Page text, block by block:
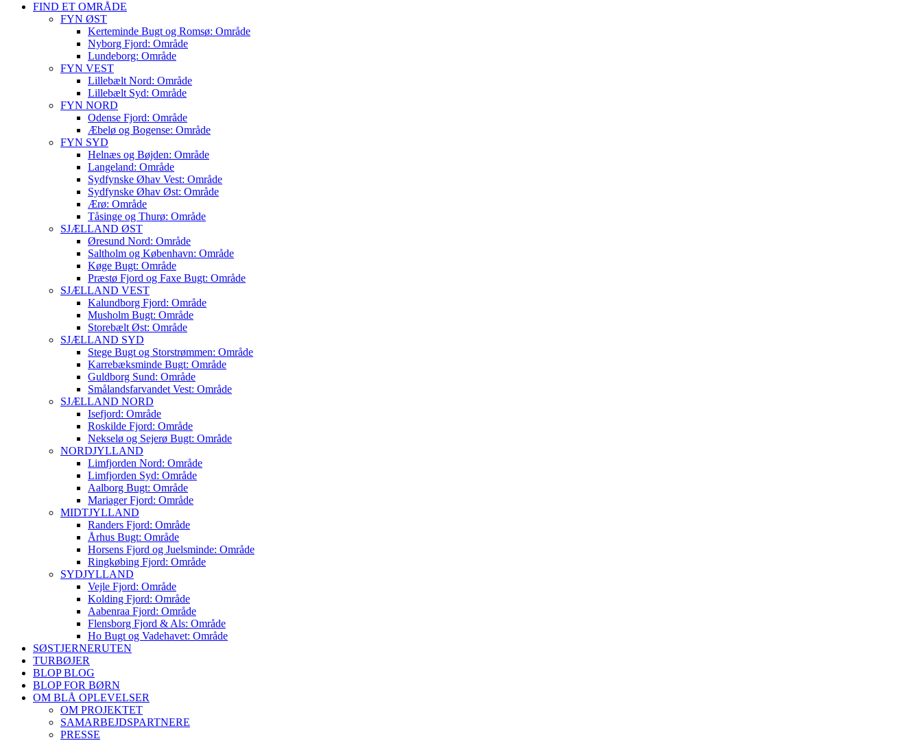
FIND ET OMRÅDE
FYN ØST
Kerteminde Bugt og Romsø: Område
Nyborg Fjord: Område
Lundeborg: Område
FYN VEST
Lillebælt Nord: Område
Lillebælt Syd: Område
FYN NORD
Odense Fjord: Område
Æbelø og Bogense: Område
FYN SYD
Helnæs og Bøjden: Område
Langeland: Område
Sydfynske Øhav Vest: Område
Sydfynske Øhav Øst: Område
Ærø: Område
Tåsinge og Thurø: Område
SJÆLLAND ØST
Øresund Nord: Område
Saltholm og København: Område
Køge Bugt: Område
Præstø Fjord og Faxe Bugt: Område
SJÆLLAND VEST
Kalundborg Fjord: Område
Musholm Bugt: Område
Storebælt Øst: Område
SJÆLLAND SYD
Stege Bugt og Storstrømmen: Område
Karrebæksminde Bugt: Område
Guldborg Sund: Område
Smålandsfarvandet Vest: Område
SJÆLLAND NORD
Isefjord: Område
Roskilde Fjord: Område
Nekselø og Sejerø Bugt: Område
NORDJYLLAND
Limfjorden Nord: Område
Limfjorden Syd: Område
Aalborg Bugt: Område
Mariager Fjord: Område
MIDTJYLLAND
Randers Fjord: Område
Århus Bugt: Område
Horsens Fjord og Juelsminde: Område
Ringkøbing Fjord: Område
SYDJYLLAND
Vejle Fjord: Område
Kolding Fjord: Område
Aabenraa Fjord: Område
Flensborg Fjord & Als: Område
Ho Bugt og Vadehavet: Område
SØSTJERNERUTEN
TURBØJER
BLOP BLOG
BLOP FOR BØRN
OM BLÅ OPLEVELSER
OM PROJEKTET
SAMARBEJDSPARTNERE
PRESSE